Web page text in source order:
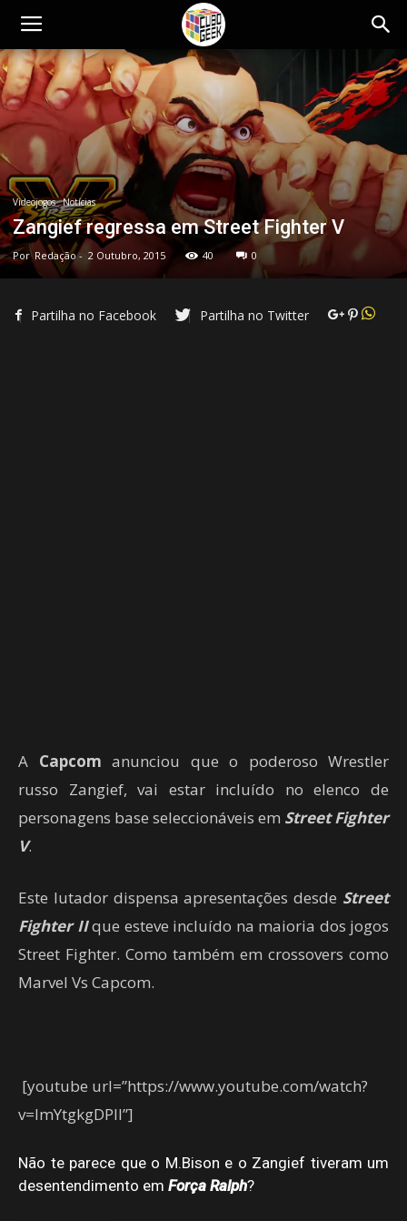
Cubo
Geek
Videojogos Notícias
Zangief regressa em Street Fighter V
Por Redação- 2 Outubro, 2015 40 0
Partilha no Facebook Partilha no Twitter
A Capcom anunciou que o poderoso Wrestler
russo Zangief, vai estar incluído no elenco de
personagens base seleccionáveis em Street Fighter
V.
Este lutador dispensa apresentações desde Street
Fighter IIque esteve incluído na maioria dos jogos
Street Fighter. Como também em crossovers como
Marvel Vs Capcom.
[youtube url=”https://www.youtube.com/watch?
v=ImYtgkgDPII”]
Não te parece que o M.Bison e o Zangief tiveram um
desentendimento em Força Ralph?